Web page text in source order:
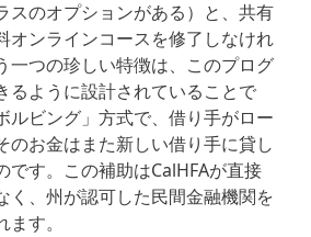
スのオプションがある）と、共有
オンラインコースを修了しなけれ
一つの珍しい特徴は、このプログ
るように設計されていることで
ルビング」方式で、借り手がロー
のお金はまた新しい借り手に貸し
です。この補助はCalHFAが直接
く、州が認可した民間金融機関を
す。